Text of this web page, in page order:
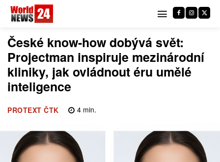
České know-how dobývá svět:
Projectman inspiruje mezinárodní
kliniky, jak ovládnout éru umělé
inteligence
PROTEXT ČTK 4min.